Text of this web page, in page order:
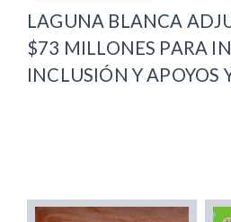
LAGUNA BLANCA
$73 MILLONES PARA
INCLUSIÓN Y APOYOS